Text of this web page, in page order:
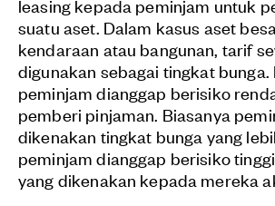
leasing kepada peminjam untuk
suatu aset. Dalam kasus aset
kendaraan atau bangunan, tarif
digunakan sebagai tingkat bunga.
peminjam dianggap berisiko
pemberi pinjaman. Biasanya
dikenakan tingkat bunga yang
peminjam dianggap berisiko
yang dikenakan kepada mereka